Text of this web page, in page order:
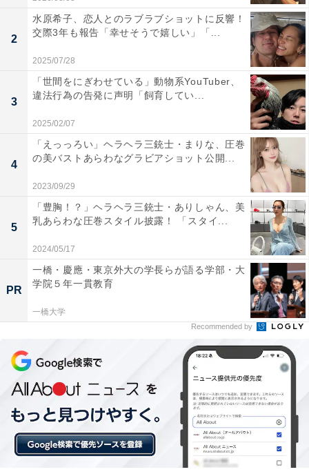
2
水原希子、恋人とのラブラブショットに反響！
交際3年も報告「幸せそうで嬉しい」「...
2025/07/28
3
「世間をにぎわせている」動物系YouTuber、
違法行為の告発に声明「飼育してい...
2025/02/07
4
「えっっろい」ヘラヘラ三銃士・まりな、圧巻
の美バストあらわなグラビアショット公開...
2023/09/29
5
「豊胸！？」ヘラヘラ三銃士・ありしゃん、美
乳あらわな圧巻スタイル披露！ 「スタイ...
2024/05/17
PR
一橋・慶應・東京外大の学長らが語る学部・大
学院５年一貫教育
一橋大学
Recommended by